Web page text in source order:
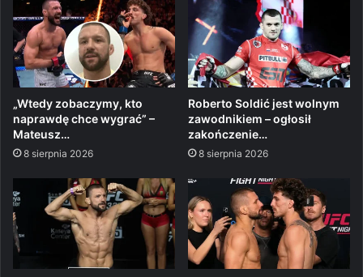
„Wtedy zobaczymy, kto
naprawdę chce wygrać” –
Mateusz…
8 sierpnia 2026
Roberto Soldić jest wolnym
zawodnikiem – ogłosił
zakończenie…
8 sierpnia 2026